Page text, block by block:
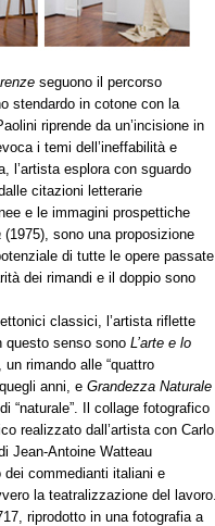
seguono il percorso
stendardo in cotone con la
riprende da un’incisione in
i temi dell’ineffabilità e
l’artista esplora con sguardo
citazioni letterarie
e le immagini prospettiche
(1975), sono una proposizione
di tutte le opere passate
dei rimandi e il doppio sono
classici, l’artista riflette
questo senso sono L’arte e lo
rimando alle “quattro
anni, e Grandezza Naturale
“naturale”. Il collage fotografico
realizzato dall’artista con Carlo
Jean-Antoine Watteau
dei commedianti italiani e
la teatralizzazione del lavoro.
riprodotto in una fotografia a